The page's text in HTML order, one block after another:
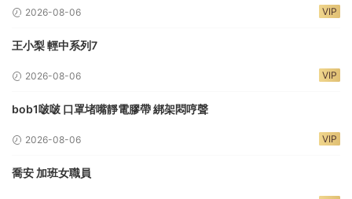
2026-08-06 VIP
王小梨 輕中系列7
2026-08-06 VIP
bob1啵啵 口罩堵嘴靜電膠帶 綁架悶哼聲
2026-08-06 VIP
喬安 加班女職員